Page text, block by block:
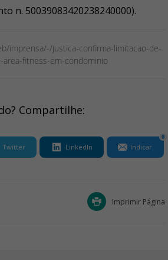
n. 50039083420238240000).
imprensa/-/justica-confirma-limitacao-de-
area-fitness-em-condominio
Compartilhe:
Twitter LinkedIn Indicar
0
Imprimir Página